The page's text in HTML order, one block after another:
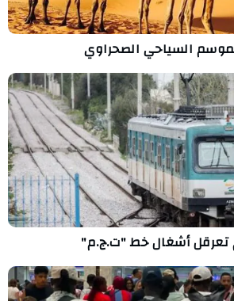
السياحي الصحراوي
تعرقل أشغال خط "ت.ج.م"